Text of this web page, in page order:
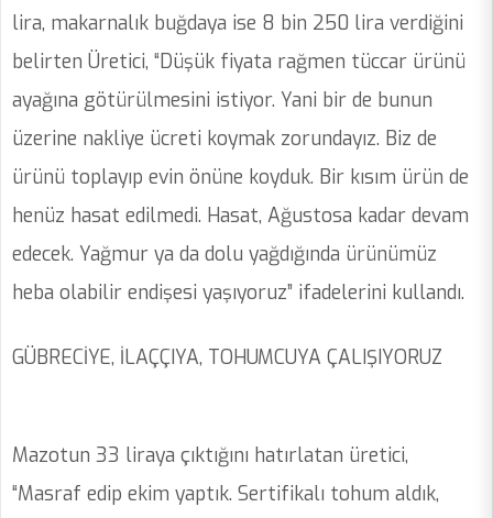
lira, makarnalık buğdaya ise 8 bin 250 lira verdiğini
belirten Üretici, “Düşük fiyata rağmen tüccar ürünü
ayağına götürülmesini istiyor. Yani bir de bunun
üzerine nakliye ücreti koymak zorundayız. Biz de
ürünü toplayıp evin önüne koyduk. Bir kısım ürün de
henüz hasat edilmedi. Hasat, Ağustosa kadar devam
edecek. Yağmur ya da dolu yağdığında ürünümüz
heba olabilir endişesi yaşıyoruz” ifadelerini kullandı.
GÜBRECİYE, İLAÇÇIYA, TOHUMCUYA ÇALIŞIYORUZ
Mazotun 33 liraya çıktığını hatırlatan üretici,
“Masraf edip ekim yaptık. Sertifikalı tohum aldık,